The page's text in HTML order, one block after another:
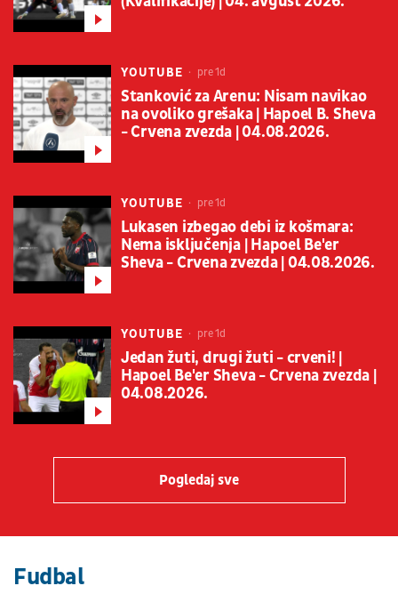
YOUTUBE pre 1d
Stanković za Arenu: Nisam navikao
na ovoliko grešaka | Hapoel B. Sheva
- Crvena zvezda | 04.08.2026.
YOUTUBE pre 1d
Lukasen izbegao debi iz košmara:
Nema isključenja | Hapoel Be'er
Sheva - Crvena zvezda | 04.08.2026.
YOUTUBE pre 1d
Jedan žuti, drugi žuti - crveni! |
Hapoel Be'er Sheva - Crvena zvezda |
04.08.2026.
Pogledaj sve
Fudbal